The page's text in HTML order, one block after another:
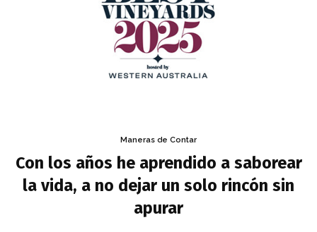
Maneras de Contar
Con los años he aprendido a saborear
la vida, a no dejar un solo rincón sin
apurar